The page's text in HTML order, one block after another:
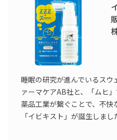
睡眠の研究が進んでいるスウ
ァーマケアAB社と、「ムヒ
薬品工業が繋ぐことで、不
「イビキスト」が誕生しまし